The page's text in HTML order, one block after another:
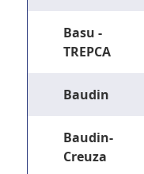
Basu -
TREPCA
Baudin
Baudin-
Creuza